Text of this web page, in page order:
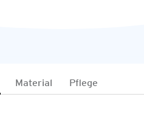
Material Pflege